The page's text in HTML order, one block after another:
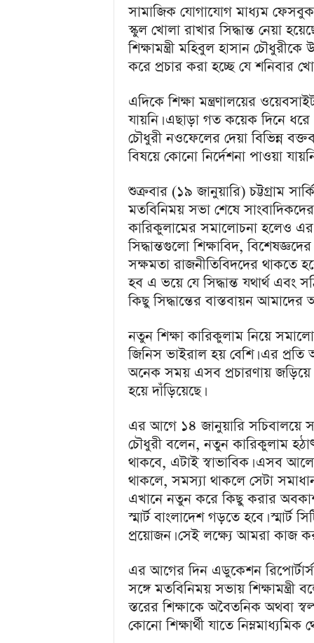
সামাজিক যোগাযোগ মাধ্যম ফেসবুক
স্কুল খোলা রাখার সিদ্ধান্ত নেয়া
শিক্ষামন্ত্রী মহিবুল হাসান
করে প্রচার করা হচ্ছে যে শনিবার
এদিকে শিক্ষা মন্ত্রণালয়ের
যায়নি। এছাড়া গত কয়েক দিনে ধরে
চৌধুরী নওফেলের দেয়া বিভিন্ন
বিষয়ে কোনো নির্দেশনা পাওয়া
শুক্রবার (১৯ জানুয়ারি) চট্টগ্রাম
মতবিনিময় সভা শেষে
কারিকুলামের সমালোচনা হলেও এর
সিদ্ধান্তগুলো শিক্ষাবিদ,
সক্ষমতা রাজনীতিবিদদের থাকতে
হব এ ভয়ে যে সিদ্ধান্ত যথার্থ এবং
কিছু সিদ্ধান্তের বাস্তবায়ন
নতুন শিক্ষা কারিকুলাম নিয়ে
জিনিস ভাইরাল হয় বেশি। এর প্রতি
অনেক সময় এসব প্রচারণায় জড়িয়ে
হয়ে দাঁড়িয়েছে।
এর আগে ১৪ জানুয়ারি সচিবালয়ে
চৌধুরী বলেন, নতুন কারিকুলাম
থাকবে, এটাই স্বাভাবিক। এসব
থাকলে, সমস্যা থাকলে সেটা
এখানে নতুন করে কিছু করার অবকাশ
স্মার্ট বাংলাদেশ গড়তে হবে।
প্রয়োজন। সেই লক্ষ্যে আমরা কাজ
এর আগের দিন এডুকেশন
সঙ্গে মতবিনিময় সভায়
স্তরের শিক্ষাকে অবৈতনিক অথবা
কোনো শিক্ষার্থী যাতে